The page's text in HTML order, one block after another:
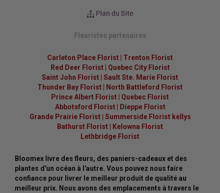
Plan du Site
Fleuristes partenaires
Carleton Place Florist
Trenton Florist
Red Deer Florist| Quebec City Florist
Saint John Florist Sault Ste. Marie Florist
Thunder Bay Florist
North Battleford Florist
Prince Albert Florist
Quebec Florist
Abbotsford Florist|
Dieppe Florist
Grande Prairie Florist| Summerside Florist kellys
Bathurst Florist
Kelowna Florist
Lethbridge Florist
Bloomex livre des fleurs, des paniers-cadeaux et des
plantes d'un océan à l'autre. Vous pouvez nous faire
confiance pour livrer le meilleur produit de qualité au
meilleur prix. Nous avons des emplacements à travers le